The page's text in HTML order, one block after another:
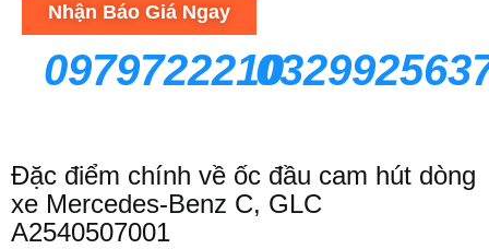
Nhận Báo Giá Ngay
0979722210
Đặc điểm chính về ốc đầu cam hút dòng
xe Mercedes-Benz C, GLC
A2540507001